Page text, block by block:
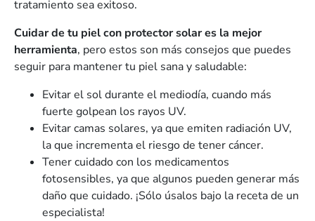
tratamiento sea exitoso.
Cuidar de tu piel con protector solar es la mejor
herramienta, pero estos son más consejos que puedes
seguir para mantener tu piel sana y saludable:
Evitar el sol durante el mediodía, cuando más
fuerte golpean los rayos UV.
Evitar camas solares, ya que emiten radiación UV,
la que incrementa el riesgo de tener cáncer.
Tener cuidado con los medicamentos
fotosensibles, ya que algunos pueden generar más
daño que cuidado. ¡Sólo úsalos bajo la receta de un
especialista!